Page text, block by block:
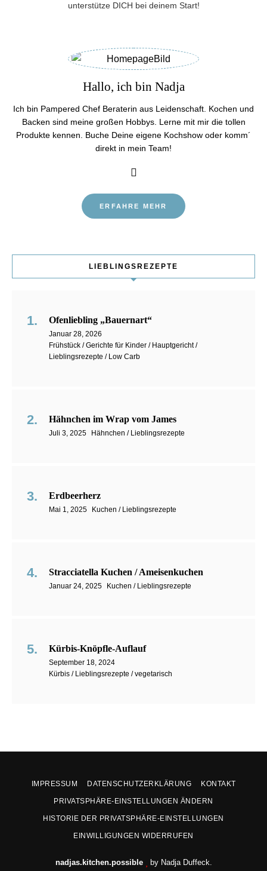
unterstütze DICH bei deinem Start!
Hallo, ich bin Nadja
Ich bin Pampered Chef Beraterin aus Leidenschaft. Kochen und
Backen sind meine großen Hobbys. Lerne mit mir die tollen
Produkte kennen. Buche Deine eigene Kochshow oder komm´
direkt in mein Team!
ERFAHRE MEHR
LIEBLINGSREZEPTE
Ofenliebling „Bauernart“
Januar 28, 2026
Frühstück / Gerichte für Kinder / Hauptgericht /
Lieblingsrezepte / Low Carb
Hähnchen im Wrap vom James
Juli 3, 2025 Hähnchen / Lieblingsrezepte
Erdbeerherz
Mai 1, 2025 Kuchen / Lieblingsrezepte
Stracciatella Kuchen / Ameisenkuchen
Januar 24, 2025 Kuchen / Lieblingsrezepte
Kürbis-Knöpfle-Auflauf
September 18, 2024
Kürbis / Lieblingsrezepte / vegetarisch
IMPRESSUM DATENSCHUTZERKLÄRUNG KONTAKT
PRIVATSPHÄRE-EINSTELLUNGEN ÄNDERN
HISTORIE DER PRIVATSPHÄRE-EINSTELLUNGEN
EINWILLIGUNGEN WIDERRUFEN
nadjas.kitchen.possible
by Nadja Duffeck.